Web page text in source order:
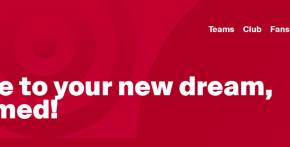
Teams Club Fans
to your new dream,